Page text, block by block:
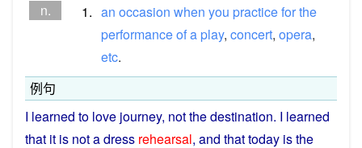
n.
1. an occasion when you practiceforthe
performanceofa play, concert, opera,
etc.
例句
I learned to love journey, notthedestination. I learned
that it is notadress rehearsal, and thattoday is the